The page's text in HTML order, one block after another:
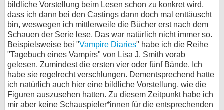
bildliche Vorstellung beim Lesen schon zu konkret wird,
dass ich dann bei den Castings dann doch mal enttäuscht
bin, weswegen ich mittlerweile die Bücher erst nach dem
Schauen der Serie lese. Das war natürlich nicht immer so.
Beispielsweise bei "Vampire Diaries" habe ich die Reihe
"Tagebuch eines Vampirs" von Lisa J. Smith vorab
gelesen. Zumindest die ersten vier oder fünf Bände. Ich
habe sie regelrecht verschlungen. Dementsprechend hatte
ich natürlich auch hier eine bildliche Vorstellung, wie die
Figuren auszusehen hatten. Zu diesem Zeitpunkt habe ich
mir aber keine Schauspieler*innen für die entsprechenden